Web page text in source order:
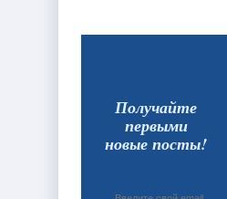
Получайте
первыми
новые посты!